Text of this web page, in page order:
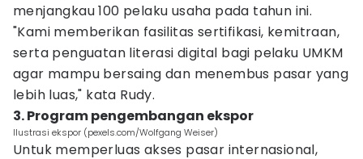
menjangkau 100 pelaku usaha pada tahun ini.
"Kami memberikan fasilitas sertifikasi, kemitraan,
serta penguatan literasi digital bagi pelaku UMKM
agar mampu bersaing dan menembus pasar yang
lebih luas," kata Rudy.
3. Program pengembangan ekspor
Ilustrasi ekspor (pexels.com/Wolfgang Weiser)
Untuk memperluas akses pasar internasional,